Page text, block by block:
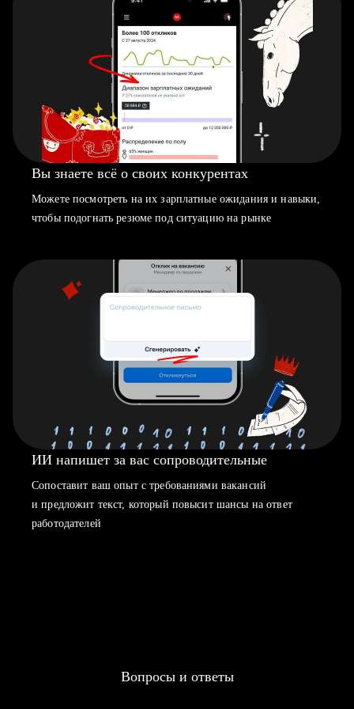
Вы знаете всё о своих конкурентах
Можете посмотреть на их зарплатные ожидания и навыки,
чтобы подогнать резюме под ситуацию на рынке
ИИ напишет за вас сопроводительные
Сопоставит ваш опыт с требованиями вакансий
и предложит текст, который повысит шансы на ответ
работодателей
Вопросы и ответы